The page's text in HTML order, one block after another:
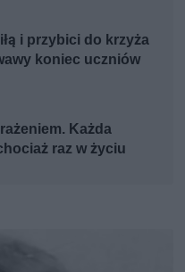
i przybici do krzyża
koniec uczniów
Każda
raz w życiu